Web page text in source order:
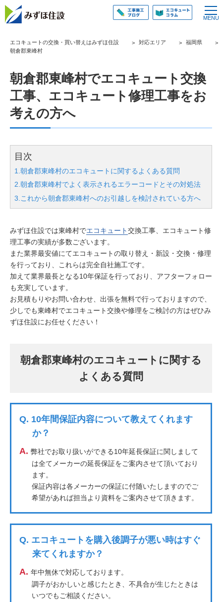
エコキュートの交換・買い替えはみずほ住設 対応エリア
福岡県
朝倉郡東峰村
朝倉郡東峰村でエコキュート交換
工事、エコキュート修理工事をお
考えの方へ
目次
1.朝倉郡東峰村のエコキュートに関するよくある質問
2.朝倉郡東峰村でよく表示されるエラーコードとその対処法
3.これから朝倉郡東峰村へのお引越しを検討されている方へ
みずほ住設では東峰村でエコキュート交換工事、エコキュート修
理工事の実績が多数ございます。
また業界最安値にてエコキュートの取り替え・新設・交換・修理
を行っており、これらは完全自社施工です。
加えて業界最長となる10年保証を行っており、アフターフォロー
も充実しています。
お見積もりやお問い合わせ、出張を無料で行っておりますので、
少しでも東峰村でエコキュート交換や修理をご検討の方はぜひみ
ずほ住設にお任せください！
朝倉郡東峰村のエコキュートに関する
よくある質問
Q. 10年間保証内容について教えてくれます
か？
A. 弊社でお取り扱いができる10年延長保証に関しまして
は全てメーカーの延長保証をご案内させて頂いており
ます。
保証内容は各メーカーの保証に付随いたしますのでご
希望があれば担当より資料をご案内させて頂きます。
Q. エコキュートを購入後調子が悪い時はすぐ
来てくれますか？
A. 年中無休で対応しております。
調子がおかしいと感じたとき、不具合が生じたときは
いつでもご相談ください。